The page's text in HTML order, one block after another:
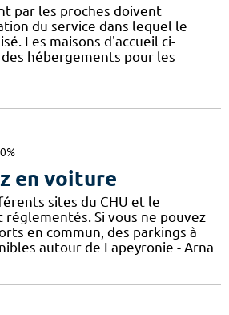
par les proches doivent
du service dans lequel le
Les maisons d'accueil ci-
hébergements pour les
en voiture
sites du CHU et le
Si vous ne pouvez
en commun, des parkings à
autour de Lapeyronie - Arna